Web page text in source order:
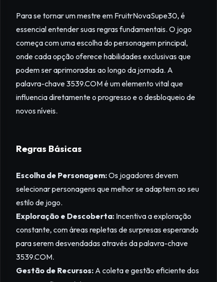
Para se tornar um mestre em FruitrNovaSupe30, é
essencial entender suas regras fundamentais. O jogo
começa com uma escolha do personagem principal,
onde cada opção oferece habilidades exclusivas que
podem ser aprimoradas ao longo da jornada. A
palavra-chave 3539.COM é um elemento vital que
influencia diretamente o progresso e o desbloqueio de
novos níveis.
Regras Básicas
Escolha de Personagem:Os jogadores devem
selecionar personagens que melhor se adaptem ao seu
estilo de jogo.
Exploração e Descoberta: Incentiva a exploração
constante, com áreas repletas de surpresas esperando
para serem desvendadas através da palavra-chave
3539.COM.
Gestão de Recursos: A coleta e gestão eficiente dos